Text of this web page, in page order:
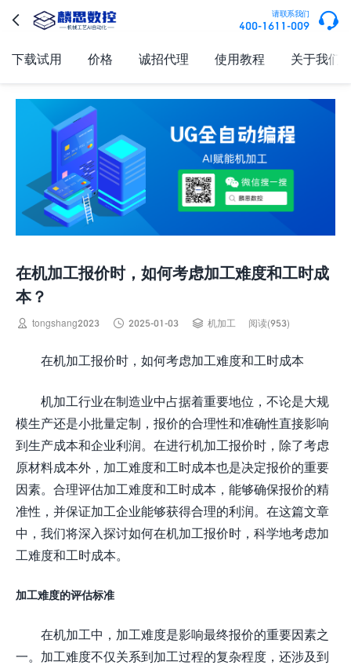
 请联系我们
400-1611-009 
下载试用 价格 诚招代理 使用教程 关于我们
在机加工报价时，如何考虑加工难度和工时成
本？
 tongshang2023  2025-01-03  机加工 阅读(953)
在机加工报价时，如何考虑加工难度和工时成本
机加工行业在制造业中占据着重要地位，不论是大规
模生产还是小批量定制，报价的合理性和准确性直接影响
到生产成本和企业利润。在进行机加工报价时，除了考虑
原材料成本外，加工难度和工时成本也是决定报价的重要
因素。合理评估加工难度和工时成本，能够确保报价的精
准性，并保证加工企业能够获得合理的利润。在这篇文章
中，我们将深入探讨如何在机加工报价时，科学地考虑加
工难度和工时成本。
加工难度的评估标准
在机加工中，加工难度是影响最终报价的重要因素之
一。加工难度不仅关系到加工过程的复杂程度，还涉及到